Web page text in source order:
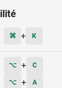
⌘ + K
⌥ + C
⌥ + A